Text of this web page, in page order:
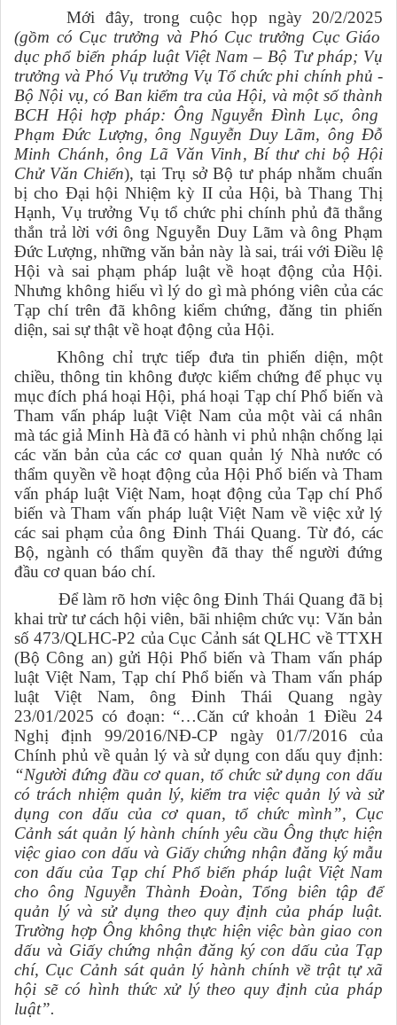
Mới đây, trong cuộc họp ngày 20/2/2025
(gồm có Cục trưởng và Phó Cục trưởng Cục Giáo
dục phổ biến pháp luật Việt Nam – Bộ Tư pháp; Vụ
trưởng và Phó Vụ trưởng Vụ Tổ chức phi chính phủ -
Bộ Nội vụ, có Ban kiểm tra của Hội, và một số thành
BCH Hộihợp pháp: Ông Nguyễn Đình Lục, ông
Phạm Đức Lượng, ông Nguyễn Duy Lãm, ông Đỗ
Minh Chánh, ông Lã Văn Vinh, Bí thư chi bộ Hội
Chử Văn Chiến), tại Trụ sở Bộ tư phápnhằm chuẩn
bị cho Đại hội Nhiệm kỳ II của Hội, bà Thang Thị
Hạnh, Vụ trưởng Vụ tổ chức phi chính phủ đã thẳng
thắn trả lời với ông Nguyễn Duy Lãm và ông Phạm
Đức Lượng, những văn bản này là sai, trái với Điều lệ
Hội và sai phạm pháp luật về hoạt động củaHội.
Nhưng không hiểu vì lý do gì mà phóng viên của các
Tạp chí trên đã không kiểm chứng, đăng tin phiến
diện, sai sự thật về hoạt động của Hội.
Không chỉ trực tiếp đưa tin phiến diện, một
chiều, thông tin không được kiểm chứng để phục vụ
mục đích phá hoại Hội, phá hoại Tạp chí Phổ biến và
Tham vấn pháp luật Việt Nam của một vài cá nhân
mà tác giả Minh Hà đã có hành vi phủ nhận chống lại
các văn bản của các cơ quan quản lý Nhà nước có
thẩm quyền về hoạt động của Hội Phổ biến và Tham
vấn pháp luật Việt Nam, hoạt động của Tạp chí Phổ
biến và Tham vấn pháp luật Việt Nam về việc xử lý
các sai phạm của ông Đinh Thái Quang. Từ đó, các
Bộ, ngành có thẩm quyền đãthay thế người đứng
đầu cơ quan báo chí.
Để làm rõ hơn việc ông Đinh Thái Quang đã bị
khai trừ tư cách hội viên, bãi nhiệm chức vụ: Văn bản
số 473/QLHC-P2 của Cục Cảnh sát QLHC về TTXH
(Bộ Công an) gửi Hội Phổ biến và Tham vấn pháp
luật Việt Nam, Tạp chí Phổ biến và Tham vấn pháp
luật Việt Nam, ông Đinh Thái Quang ngày
23/01/2025 có đoạn: “…Căn cứ khoản 1 Điều 24
Nghị định 99/2016/NĐ-CP ngày 01/7/2016 của
Chính phủ về quản lý và sử dụng con dấu quy định:
“Người đứng đầu cơ quan, tổ chức sử dụng con dấu
có trách nhiệm quản lý, kiểm tra việc quản lý và sử
dụng con dấu của cơ quan, tổ chức mình”, Cục
Cảnh sát quản lý hành chính yêu cầu Ông thực hiện
việc giao con dấu và Giấy chứng nhận đăng ký mẫu
con dấu của Tạp chí Phổ biến pháp luật Việt Nam
cho ông Nguyễn Thành Đoàn, Tổng biên tập để
quản lý và sử dụng theo quy định của pháp luật.
Trường hợp Ông không thực hiện việc bàn giao con
dấu và Giấy chứng nhận đăng ký con dấu của Tạp
chí, Cục Cảnh sát quản lý hành chính về trật tự xã
hội sẽ có hình thức xử lý theo quy định của pháp
luật”.